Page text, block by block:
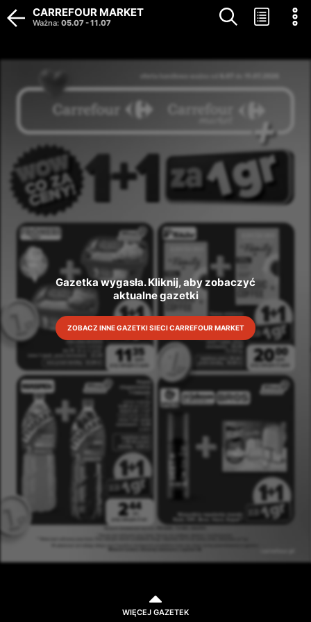
Gazetka wygasła. Kliknij, aby zobaczyć
aktualne gazetki
ZOBACZ INNE GAZETKI SIECI CARREFOUR MARKET
CARREFOUR MARKET
Ważna: 05.07-11.07
WIĘCEJ GAZETEK